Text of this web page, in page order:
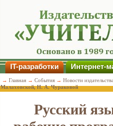
Русский
IT-разработки Интернет-
→ Главная → События → Новости
Малаховской, Н. А. Чураковой